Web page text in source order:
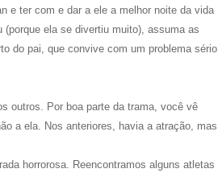
e ter com e dar a ele a melhor noite da vida
ela se divertiu muito), assuma as
do pai, que convive com um problema sério
outros. Por boa parte da trama, você vê
a ela. Nos anteriores, havia a atração, mas
horrorosa. Reencontramos alguns atletas